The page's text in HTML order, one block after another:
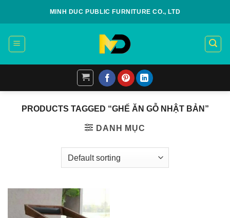
MINH DUC PUBLIC FURNITURE CO., LTD
PRODUCTS TAGGED “GHẾ ĂN GỖ NHẬT BẢN”
DANH MỤC